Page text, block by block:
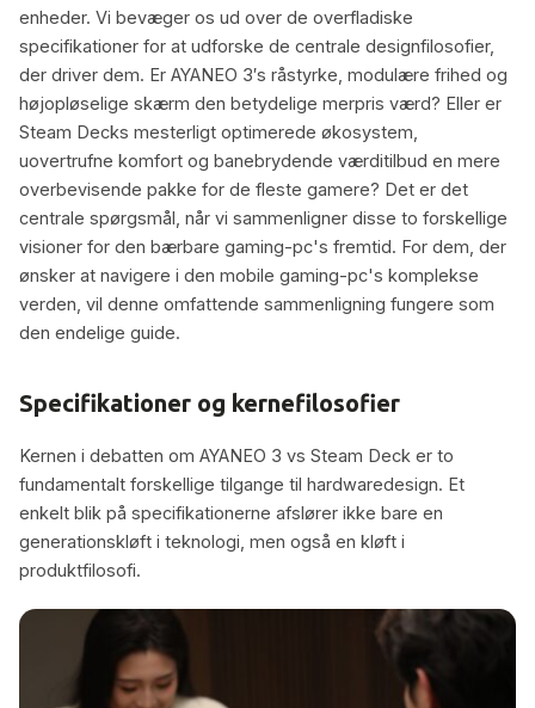
enheder. Vi bevæger os ud over de overfladiske
specifikationer for at udforske de centrale designfilosofier,
der driver dem. Er AYANEO 3′s råstyrke, modulære frihed og
højopløselige skærm den betydelige merpris værd? Eller er
Steam Decks mesterligt optimerede økosystem,
uovertrufne komfort og banebrydende værditilbud en mere
overbevisende pakke for de fleste gamere? Det er det
centrale spørgsmål, når vi sammenligner disse to forskellige
visioner for den bærbare gaming-pc's fremtid. For dem, der
ønsker at navigere i den mobile gaming-pc's komplekse
verden, vil denne omfattende sammenligning fungere som
den endelige guide.
Specifikationer og kernefilosofier
Kernen i debatten om AYANEO 3 vs Steam Deck er to
fundamentalt forskellige tilgange til hardwaredesign. Et
enkelt blik på specifikationerne afslører ikke bare en
generationskløft i teknologi, men også en kløft i
produktfilosofi.